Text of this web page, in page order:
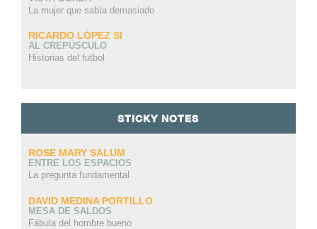
La mujer que sabía demasiado
RICARDO LÓPEZ SI
AL CREPÚSCULO
Historias del futbol
STICKY NOTES
ROSE MARY SALUM
ENTRE LOS ESPACIOS
La pregunta fundamental
DAVID MEDINA PORTILLO
MESA DE SALDOS
Fábula del hombre bueno